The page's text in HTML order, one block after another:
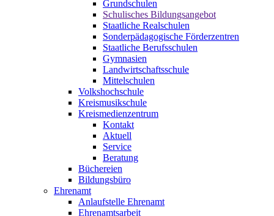
Grundschulen
Schulisches Bildungsangebot
Staatliche Realschulen
Sonderpädagogische Förderzentren
Staatliche Berufsschulen
Gymnasien
Landwirtschaftsschule
Mittelschulen
Volkshochschule
Kreismusikschule
Kreismedienzentrum
Kontakt
Aktuell
Service
Beratung
Büchereien
Bildungsbüro
Ehrenamt
Anlaufstelle Ehrenamt
Ehrenamtsarbeit